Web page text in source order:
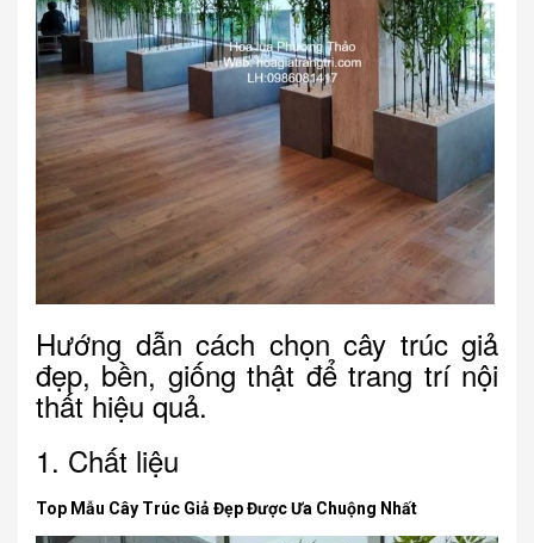
Hướng dẫn cách chọn cây trúc giả
đẹp, bền, giống thật để trang trí nội
thất hiệu quả.
1. Chất liệu
Top Mẫu Cây Trúc Giả Đẹp Được Ưa Chuộng Nhất